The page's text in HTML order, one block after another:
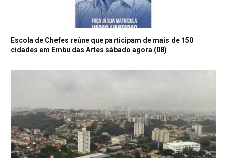
Escola de Chefes reúne que participam de mais de 150
cidades em Embu das Artes sábado agora (08)